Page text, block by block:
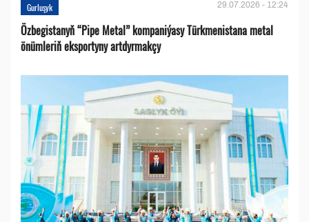
Gurluşyk 29.07.2026 - 12:24
Özbegistanyň “Pipe Metal” kompaniýasy Türkmenistana metal
önümleriň eksportyny artdyrmakçy